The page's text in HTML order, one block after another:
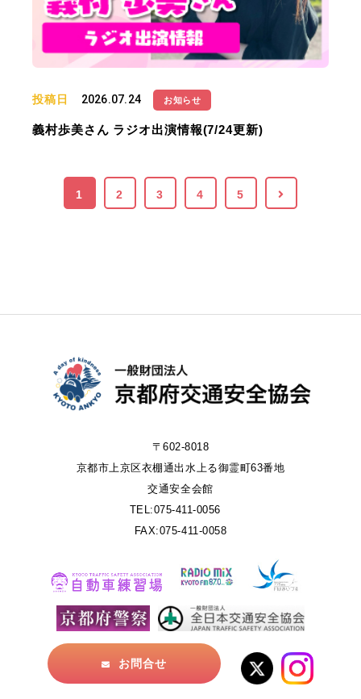
投稿日 2026.07.24 お知らせ
義村歩美さん ラジオ出演情報(7/24更新)
1 2 3 4 5
〒602-8018
京都市上京区衣棚通出水上る御霊町63番地
交通安全会館
TEL:075-411-0056
FAX:075-411-0058
お問合せ